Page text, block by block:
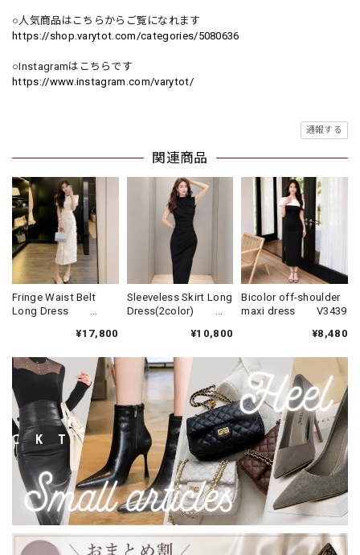
○人気商品はこちらからご覧になれます
https://shop.varytot.com/categories/5080636
○Instagramはこちらです
https://www.instagram.com/varytot/
通報する
関連商品
Fringe Waist Belt
Long Dress
¥17,800
Sleeveless Skirt Long
Dress(2color)
¥10,800
Bicolor off-shoulder
maxi dress V3439
¥8,480